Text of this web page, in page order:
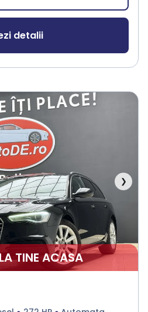
detalii
❯
TINE ACASA